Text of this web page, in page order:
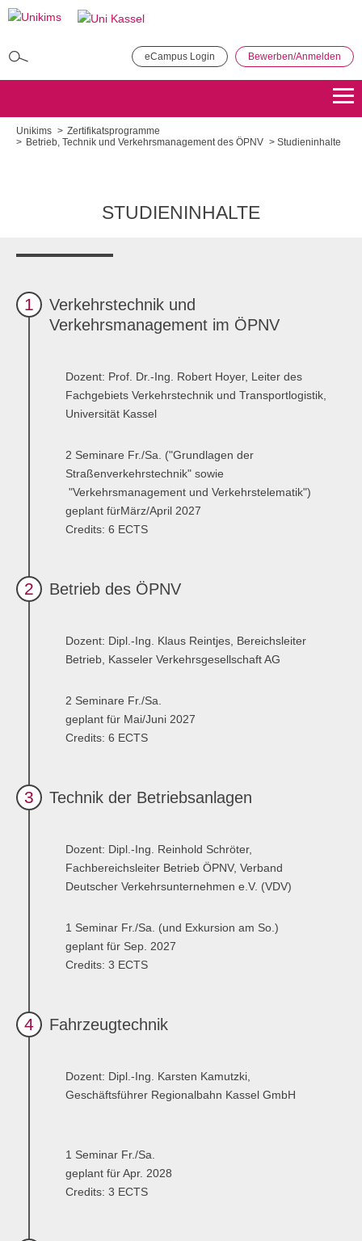
Direkt
eCampus Login Bewerben/Anmelden
Bewerben Übersicht
Master of Science - Industrielles Produktionsmanagement
Bewerben Übersicht
Bewerben Übersicht
Master of Science Wind Energy Systems
Bewerben Übersicht
(DAS)
Marketing & Sales
Innovation & Entrepreneurship
Planung des ÖPNV
Übersicht
Übersicht
Übersicht
Logistiksystemen
Lieferkette
Übersicht
Unikims
Zertifikatsprogramme
Betrieb, Technik und Verkehrsmanagement des ÖPNV
Studieninhalte
STUDIENINHALTE
1
Verkehrstechnik und
Verkehrsmanagement im ÖPNV
Dozent: Prof. Dr.-Ing. Robert Hoyer, Leiter des
Fachgebiets Verkehrstechnik und Transportlogistik,
Universität Kassel
2 Seminare Fr./Sa. ("Grundlagen der
Straßenverkehrstechnik" sowie
"Verkehrsmanagement und Verkehrstelematik")
geplant fürMärz/April 2027
Credits: 6 ECTS
2 Betrieb des ÖPNV
Dozent: Dipl.-Ing. Klaus Reintjes, Bereichsleiter
Betrieb, Kasseler Verkehrsgesellschaft AG
2 Seminare Fr./Sa.
geplant für Mai/Juni 2027
Credits: 6 ECTS
3 Technik der Betriebsanlagen
Dozent: Dipl.-Ing. Reinhold Schröter,
Fachbereichsleiter Betrieb ÖPNV, Verband
Deutscher Verkehrsunternehmen e.V. (VDV)
1 Seminar Fr./Sa. (und Exkursion am So.)
geplant für Sep. 2027
Credits: 3 ECTS
4 Fahrzeugtechnik
Dozent: Dipl.-Ing. Karsten Kamutzki,
Geschäftsführer Regionalbahn Kassel GmbH
1 Seminar Fr./Sa.
geplant für Apr. 2028
Credits: 3 ECTS